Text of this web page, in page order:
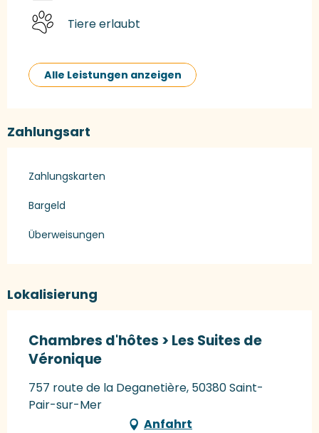
Tiere erlaubt
Alle Leistungen anzeigen
Zahlungsart
Zahlungskarten
Bargeld
Überweisungen
Lokalisierung
Chambres d'hôtes > Les Suites de
Véronique
757 route de la Deganetière, 50380 Saint-
Pair-sur-Mer
Anfahrt